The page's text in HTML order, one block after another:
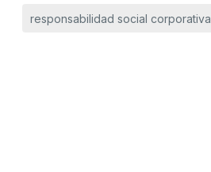
responsabilidad social corporativa